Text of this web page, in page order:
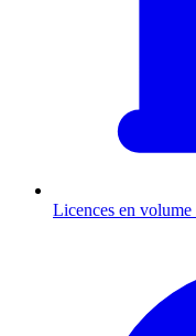
Licences en volume